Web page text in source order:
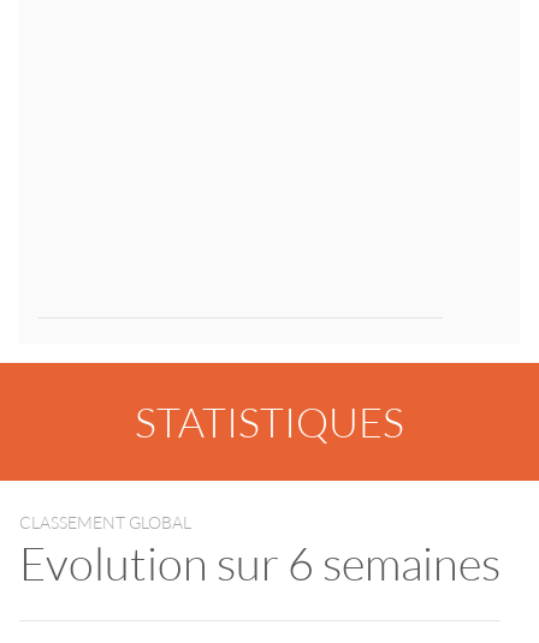
STATISTIQUES
CLASSEMENT GLOBAL
Evolution sur 6 semaines